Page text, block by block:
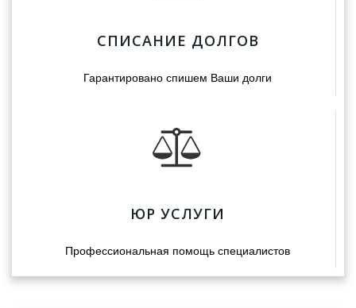
СПИСАНИЕ ДОЛГОВ
Гарантировано спишем Ваши долги
ЮР УСЛУГИ
Профессиональная помощь специалистов